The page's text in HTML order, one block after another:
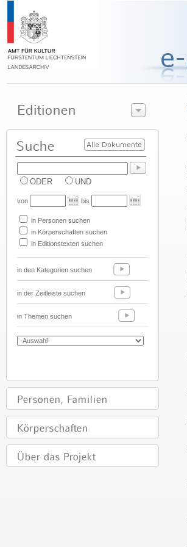
ODER UND
von bis
in Personen suchen
in Körperschaften suchen
in Editionstexten suchen
in den Kategorien suchen
in der Zeitleiste suchen
in Themen suchen